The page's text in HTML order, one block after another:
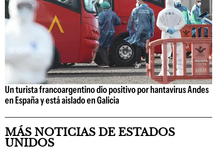
Un turista francoargentino dio positivo por hantavirus Andes
en España y está aislado en Galicia
MÁS NOTICIAS DE ESTADOS
UNIDOS